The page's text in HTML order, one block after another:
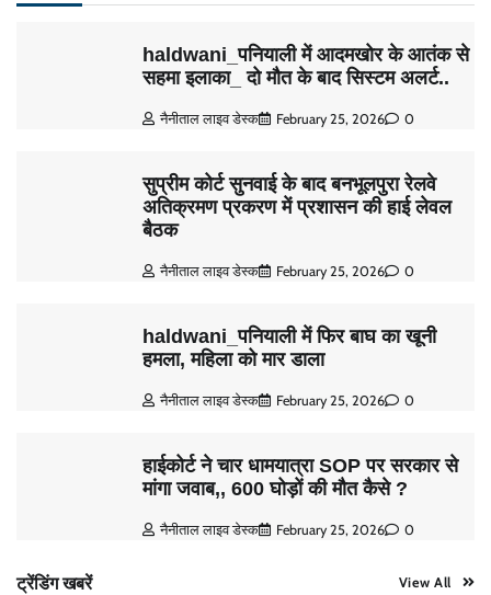
haldwani_पनियाली में आदमखोर के आतंक से
सहमा इलाका_ दो मौत के बाद सिस्टम अलर्ट..
नैनीताल लाइव डेस्क February 25, 2026 0
सुप्रीम कोर्ट सुनवाई के बाद बनभूलपुरा रेलवे
अतिक्रमण प्रकरण में प्रशासन की हाई लेवल
बैठक
नैनीताल लाइव डेस्क February 25, 2026 0
haldwani_पनियाली में फिर बाघ का खूनी
हमला, महिला को मार डाला
नैनीताल लाइव डेस्क February 25, 2026 0
हाईकोर्ट ने चार धामयात्रा SOP पर सरकार से
मांगा जवाब,, 600 घोड़ों की मौत कैसे ?
नैनीताल लाइव डेस्क February 25, 2026 0
ट्रेंडिंग खबरें View All